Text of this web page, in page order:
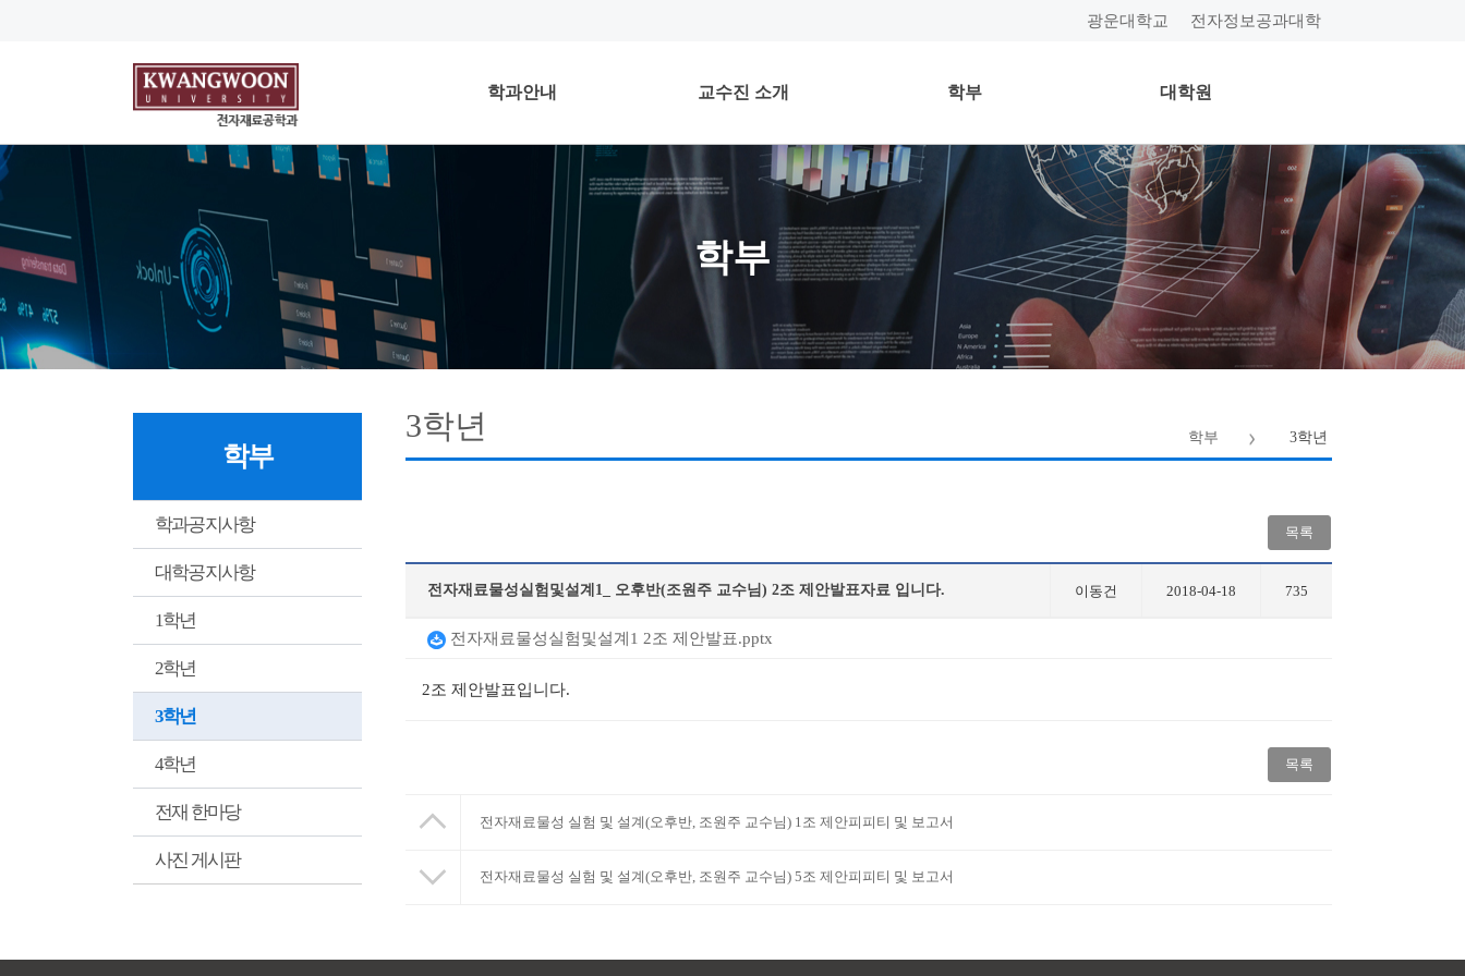
광운대학교 전자정보공과대학
학과안내 교수진 소개 학부 대학원
학부
학부
학과공지사항
대학공지사항
1학년
2학년
3학년
4학년
전재 한마당
사진 게시판
학부 3학년
3학년
목록
전자재료물성실험및설계1_ 오후반(조원주 교수님) 2조 제안발표자료 입니다. 이동건 2018-04-18 735
전자재료물성실험및설계1 2조 제안발표.pptx
2조 제안발표입니다.
목록
전자재료물성 실험 및 설계(오후반, 조원주 교수님) 1조 제안피피티 및 보고서
전자재료물성 실험 및 설계(오후반, 조원주 교수님) 5조 제안피피티 및 보고서